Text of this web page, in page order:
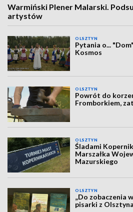
Warmiński Plener Malarski.
artystów
OLSZTYN
Pytania o...
Kosmos
OLSZTYN
Powrót do
Fromborkiem,
OLSZTYN
Śladami
Marszałka
Mazurskiego
OLSZTYN
„Do zobaczenia
pisarki z Olsztyna